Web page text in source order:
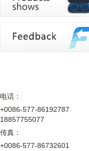
电话：
+0086-577-86192787
18857755077
传真：
+0086-577-86732601